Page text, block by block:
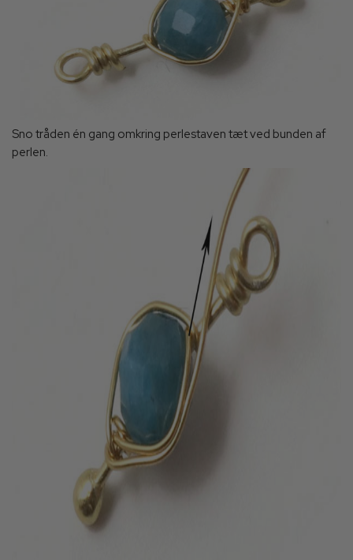
Sno tråden én gang omkring perlestaven tæt ved bunden af
perlen.